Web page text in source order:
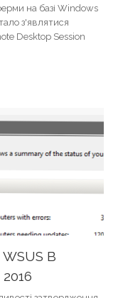
на базі Windows
з'являтися
Desktop Session
В